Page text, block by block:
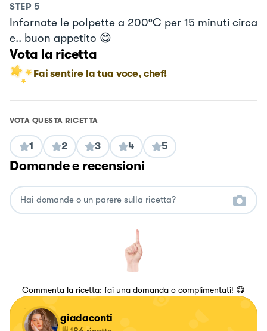
STEP 5
Infornate le polpette a 200°C per 15 minuti circa
e.. buon appetito 😋
Vota la ricetta
Fai sentire la tua voce, chef!
VOTA QUESTA RICETTA
1 2 3 4 5
Domande e recensioni
Commenta la ricetta: fai una domanda o complimentati! 😋
giadaconti